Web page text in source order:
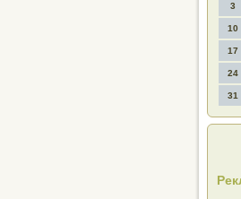
3
10
17
24
31